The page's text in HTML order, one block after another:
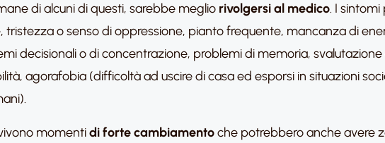
di alcuni di questi, sarebbe meglio rivolgersi al medico. I
tristezza o senso di oppressione, pianto frequente, mancanza di
decisionali o di concentrazione, problemi di memoria,
agorafobia (difficoltà ad uscire di casa ed esporsi in situazioni
momentidi forte cambiamentoche potrebbero anche avere